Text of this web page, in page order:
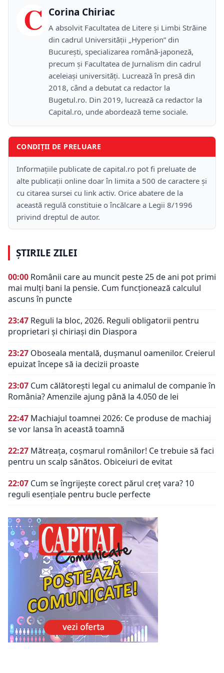
C Corina Chiriac
A absolvit Facultatea de Litere și Limbi Străine
din cadrul Universității „Hyperion” din
București, specializarea română-japoneză,
precum și Facultatea de Jurnalism din cadrul
aceleiași universități. Lucrează în presă din
2018, când a debutat ca redactor la
Bugetul.ro. Din 2019, lucrează ca redactor la
Capital.ro, unde abordează teme sociale.
CONDIȚII DE PRELUARE
Informațiile publicate de capital.ro pot fi preluate de
alte publicații online doar în limita a 500 de caractere și
cu citarea sursei cu link activ. Orice abatere de la
această regulă constituie o încălcare a Legii 8/1996
privind dreptul de autor.
ȘTIRILE ZILEI
00:00 Românii care au muncit peste 25 de ani pot primi
mai mulți bani la pensie. Cum funcționează calculul
ascuns în puncte
23:47 Reguli la bloc, 2026. Reguli obligatorii pentru
proprietari și chiriași din Diaspora
23:27 Oboseala mentală, dușmanul oamenilor. Creierul
epuizat începe să ia decizii proaste
23:07 Cum călătorești legal cu animalul de companie în
România? Amenzile ajung până la 4.050 de lei
22:47 Machiajul toamnei 2026: Ce produse de machiaj
se vor lansa în această toamnă
22:27 Mătreața, coșmarul românilor! Ce trebuie să faci
pentru un scalp sănătos. Obiceiuri de evitat
22:07 Cum se îngrijește corect părul creț vara? 10
reguli esențiale pentru bucle perfecte